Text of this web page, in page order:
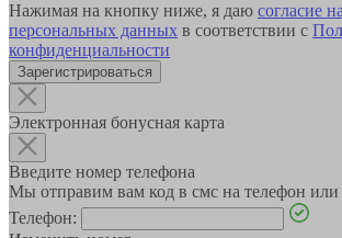
Нажимая на кнопку ниже, я даю согласие
персональных данных в соответствии с
конфиденциальности
Зарегистрироваться
Электронная бонусная карта
Введите номер телефона
Мы отправим вам код в смс на телефон
Телефон: